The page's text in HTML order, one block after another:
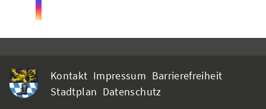
Kontakt Impressum Barrierefreiheit
Stadtplan Datenschutz